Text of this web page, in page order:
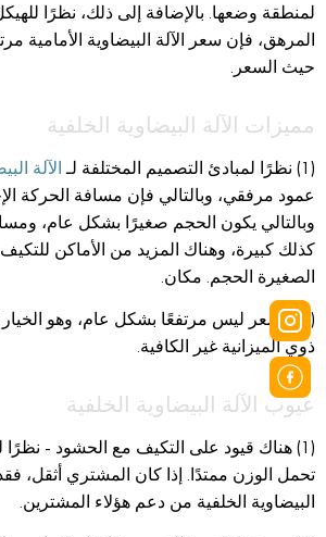
لمنطقة وضعها. بالإضافة إلى ذلك، نظرًا
المرهق، فإن سعر الآلة البيضاوية الأمامية
حيث السعر.
مميزات الآلة البيضاوية الخلفية
(1) نظرًا لمبادئ التصميم المختلفة لـ الآلة
عمود مرفقي، وبالتالي فإن مسافة الحركة
وبالتالي يكون الحجم صغيرًا بشكل عام،
كذلك كبيرة، وهناك المزيد من الأماكن
الصغيرة الحجم. مكان.
(2) السعر ليس مرتفعًا بشكل عام، وهو
ذوي الميزانية غير الكافية.
عيوب الآلة البيضاوية الخلفية
(1) هناك قيود على التكيف مع الحشود - نظرًا
تحمل الوزن ممتدًا. إذا كان المشتري أثقل، فقد
البيضاوية الخلفية من دعم هؤلاء المشترين.